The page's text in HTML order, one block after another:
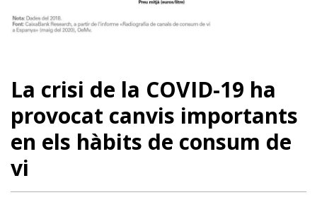
La crisi de la COVID-19 ha
provocat canvis importants
en els hàbits de consum de
vi